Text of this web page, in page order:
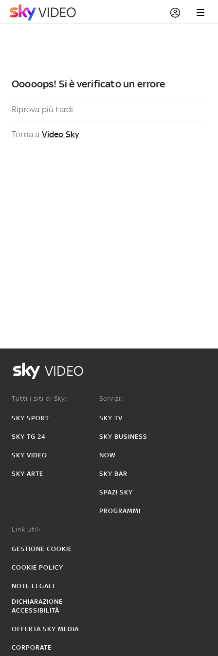
Ooooops! Si è verificato un errore
Riprova più tardi
Torna a Video Sky
VIDEO
Tutti i siti di Sky:
SKY SPORT
SKY TG 24
SKY VIDEO
SKY ARTE
Servizi:
SKY TV
SKY BUSINESS
NOW
SKY BAR
SPAZI SKY
PROGRAMMI
Link utili:
GESTIONE COOKIE
COOKIE POLICY
NOTE LEGALI
DICHIARAZIONE
ACCESSIBILITÀ
OFFERTA SKY MEDIA
CORPORATE